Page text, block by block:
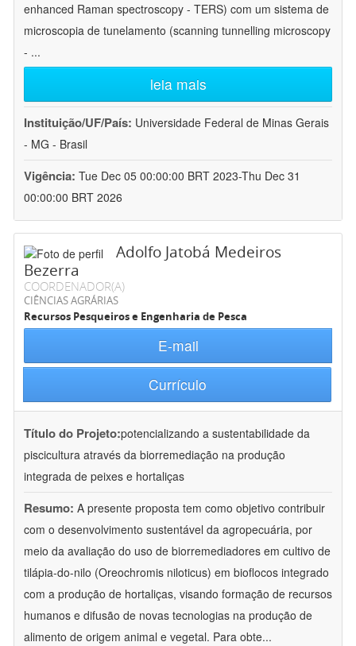
enhanced Raman spectroscopy - TERS) com um sistema de
microscopia de tunelamento (scanning tunnelling microscopy
- ...
leia mais
Instituição/UF/País: Universidade Federal de Minas Gerais
- MG - Brasil
Vigência: Tue Dec 05 00:00:00 BRT 2023-Thu Dec 31
00:00:00 BRT 2026
Adolfo Jatobá Medeiros
Bezerra
COORDENADOR(A)
CIÊNCIAS AGRÁRIAS
Recursos Pesqueiros e Engenharia de Pesca
E-mail
Currículo
Título do Projeto:potencializando a sustentabilidade da
piscicultura através da biorremediação na produção
integrada de peixes e hortaliças
Resumo: A presente proposta tem como objetivo contribuir
com o desenvolvimento sustentável da agropecuária, por
meio da avaliação do uso de biorremediadores em cultivo de
tilápia-do-nilo (Oreochromis niloticus) em bioflocos integrado
com a produção de hortaliças, visando formação de recursos
humanos e difusão de novas tecnologias na produção de
alimento de origem animal e vegetal. Para obte...